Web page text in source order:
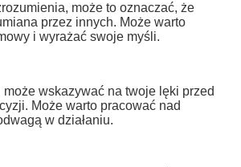
może to oznaczać, że
przez innych. Może warto
i wyrażać swoje myśli.
wskazywać na twoje lęki przed
Może warto pracować nad
w działaniu.